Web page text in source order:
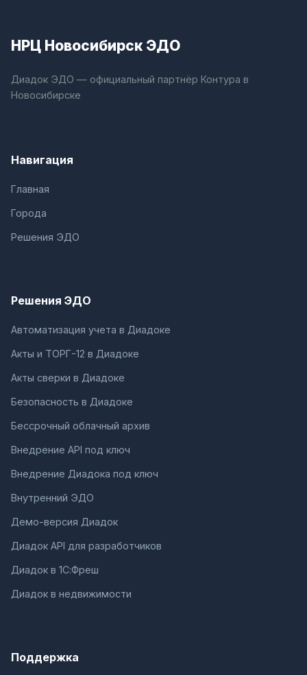
НРЦ Новосибирск ЭДО
Диадок ЭДО — официальный партнёр Контура в
Новосибирске
Навигация
Главная
Города
Решения ЭДО
Решения ЭДО
Автоматизация учета в Диадоке
Акты и ТОРГ-12 в Диадоке
Акты сверки в Диадоке
Безопасность в Диадоке
Бессрочный облачный архив
Внедрение API под ключ
Внедрение Диадока под ключ
Внутренний ЭДО
Демо-версия Диадок
Диадок API для разработчиков
Диадок в 1С:Фреш
Диадок в недвижимости
Поддержка